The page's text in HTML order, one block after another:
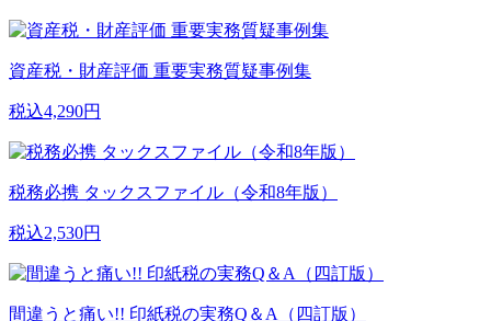
資産税・財産評価 重要実務質疑事例集
税込4,290円
税務必携 タックスファイル（令和8年版）
税込2,530円
間違うと痛い!! 印紙税の実務Q＆A（四訂版）